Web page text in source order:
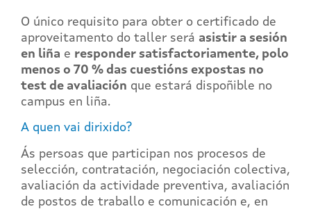
O único requisito para obter o certificado de
aproveitamento do taller será asistir a sesión
en liña e responder satisfactoriamente, polo
menos o 70 % das cuestións expostas no
test de avaliación que estará dispoñible no
campus en liña.
A quen vai dirixido?
Ás persoas que participan nos procesos de
selección, contratación, negociación colectiva,
avaliación da actividade preventiva, avaliación
de postos de traballo e comunicación e, en